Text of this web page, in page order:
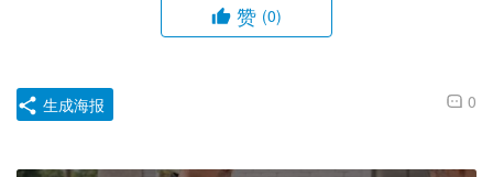
赞 (0)
0
生成海报